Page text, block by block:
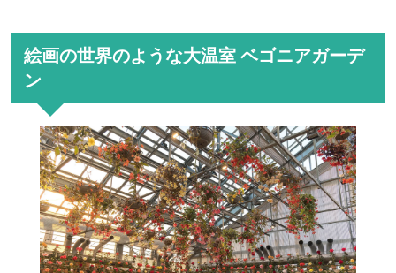
絵画の世界のような大温室 ベゴニアガーデ
ン